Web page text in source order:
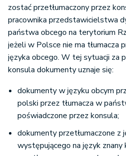
zostać przetłumaczony przez
pracownika przedstawicielstwa
państwa obcego na terytorium
jeżeli w Polsce nie ma tłumacza
języka obcego. W tej sytuacji za
konsula dokumenty uznaje się:
dokumenty w języku obcym
polski przez tłumacza w
poświadczone przez konsula;
dokumenty przetłumaczone z
występującego na język